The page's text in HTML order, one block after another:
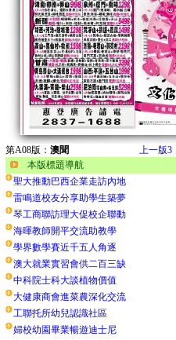
第A08版： 澳聞 上一版3
本版標題導航
聖大推動巴西企業走訪內地
雷鳴道校友分享助學生築夢
琴工商聯訪理大促校企聯動
海暉教師開平交流助教學
學界數學賽近千五人角逐
澳大就業實習會供二百三缺
中科院士科大談植物價值
大健康商會進菜農深化交流
工聯托所幼兒認識社區
婦校幼園畢業暢遊迪士尼